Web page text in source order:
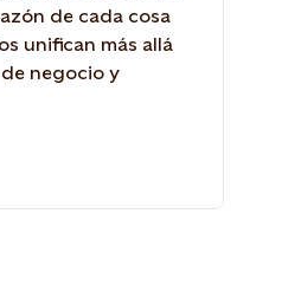
de cada cosa
unifican más allá
negocio y